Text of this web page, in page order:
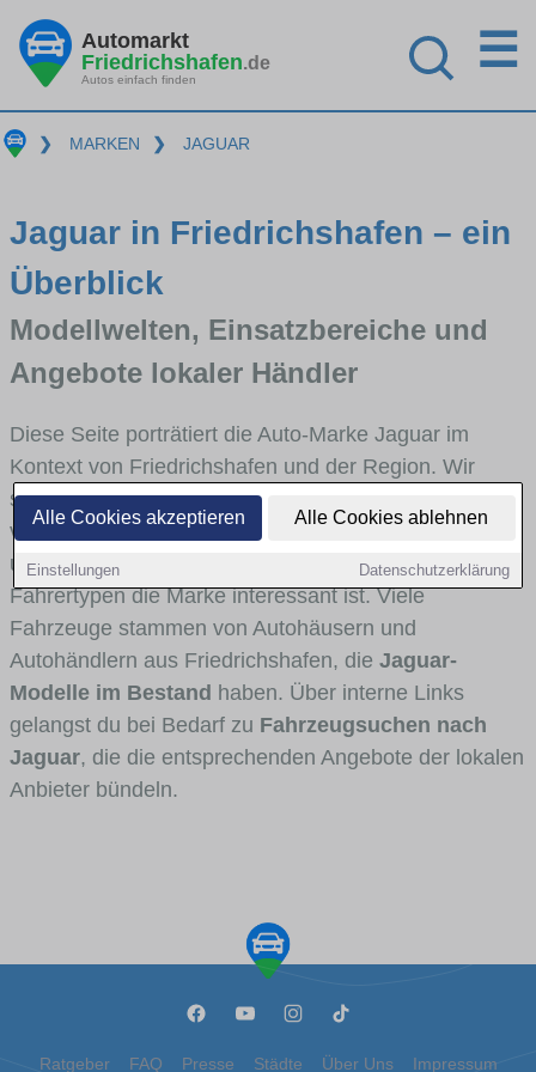
Alle Cookies akzeptieren Alle Cookies ablehnen
Einstellungen Datenschutzerklärung
Automarkt
Friedrichshafen.de
Autos einfach finden
☰
❯ MARKEN ❯ JAGUAR
Jaguar in Friedrichshafen – ein
Überblick
Modellwelten, Einsatzbereiche und
Angebote lokaler Händler
Diese Seite porträtiert die Auto-Marke Jaguar im
Kontext von Friedrichshafen und der Region. Wir
skizzieren, in welchen Fahrzeugklassen Jaguar stark
vertreten ist, welche Modellreihen häufig im Stadt-
und Umlandverkehr zu sehen sind und für welche
Fahrertypen die Marke interessant ist. Viele
Fahrzeuge stammen von Autohäusern und
Autohändlern aus Friedrichshafen, die Jaguar-
Modelle im Bestand haben. Über interne Links
gelangst du bei Bedarf zu Fahrzeugsuchen nach
Jaguar, die die entsprechenden Angebote der lokalen
Anbieter bündeln.
Ratgeber FAQ Presse Städte Über Uns Impressum